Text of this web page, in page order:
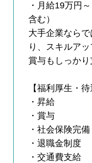
・月給19万円
含む）
大手企業なら
り、スキルア
賞与もしっかり
【福利厚生・待
・昇給
・賞与
・社会保険完備
・退職金制度
・交通費支給